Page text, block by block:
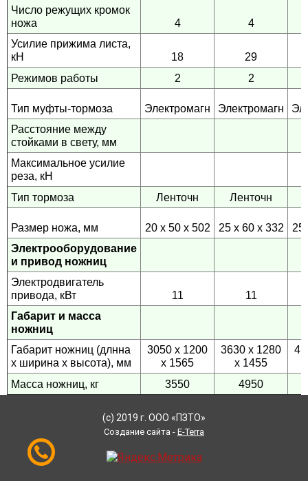
Число режущих кромок
ножа
4
4
Усилие прижима листа,
кН
18
29
Режимов работы
2 2
Тип муфты-тормоза Электромагн Электромагн
Расстояние между
стойками в свету, мм
Максимальное усилие
реза, кН
Тип тормоза
Ленточн Ленточн
Размер ножа, мм 20 х 50 х 502 25 х 60 х 332
25
Электрооборудование
и привод ножниц
Электродвигатель
привода, кВт
11
11
Габарит и масса
ножниц
Габарит ножниц (длнна
х ширина х высота), мм
3050 х 1200
х 1565
3630 х 1280
х 1455
Масса ножниц, кг 3550 4950
(с) 2019 г. ООО «ПЗТО»
Создание сайта - E-Terra